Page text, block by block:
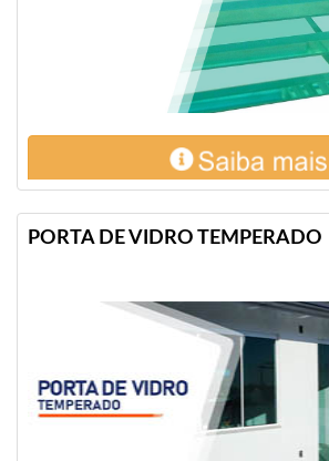
PORTA DE VIDRO TEMPERADO